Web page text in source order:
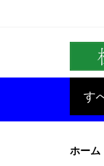
す
ホーム